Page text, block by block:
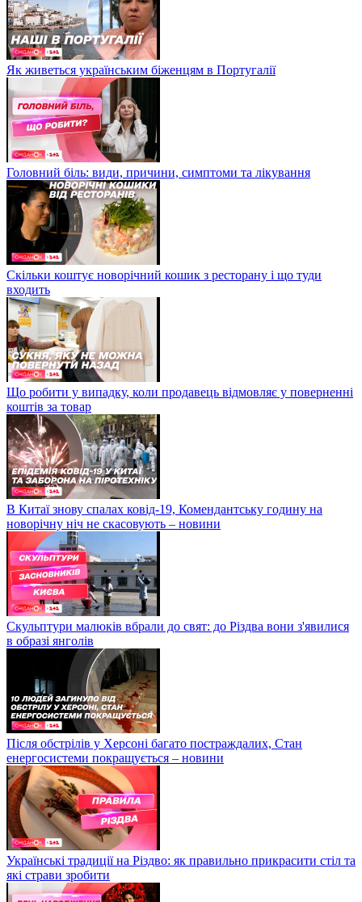
Як живеться українським біженцям в Португалії
Головний біль: види, причини, симптоми та лікування
Скільки коштує новорічний кошик з ресторану і що туди
входить
Що робити у випадку, коли продавець відмовляє у поверненні
коштів за товар
В Китаї знову спалах ковід-19, Комендантську годину на
новорічну ніч не скасовують – новини
Скульптури малюків вбрали до свят: до Різдва вони з'явилися
в образі янголів
Після обстрілів у Херсоні багато постраждалих, Стан
енергосистеми покращується – новини
Українські традиції на Різдво: як правильно прикрасити стіл та
які страви зробити